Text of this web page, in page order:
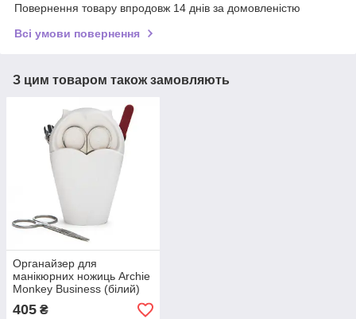
Повернення товару впродовж 14 днів за домовленістю
Всі умови повернення
З цим товаром також замовляють
Органайзер для
манікюрних ножиць Archie
Monkey Business (білий)
405 ₴